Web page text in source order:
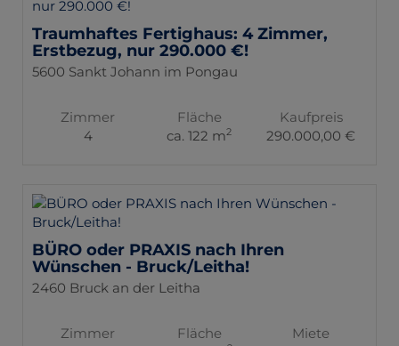
Traumhaftes Fertighaus: 4 Zimmer,
Erstbezug, nur 290.000 €!
5600 Sankt Johann im Pongau
Zimmer
4
Fläche
ca. 122 m2
Kaufpreis
290.000,00 €
BÜRO oder PRAXIS nach Ihren
Wünschen - Bruck/Leitha!
2460 Bruck an der Leitha
Zimmer
Fläche
Miete